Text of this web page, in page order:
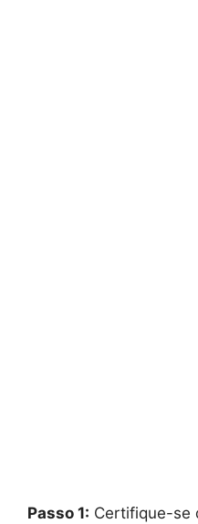
Passo 1: Certifique-se